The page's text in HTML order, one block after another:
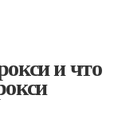
и что